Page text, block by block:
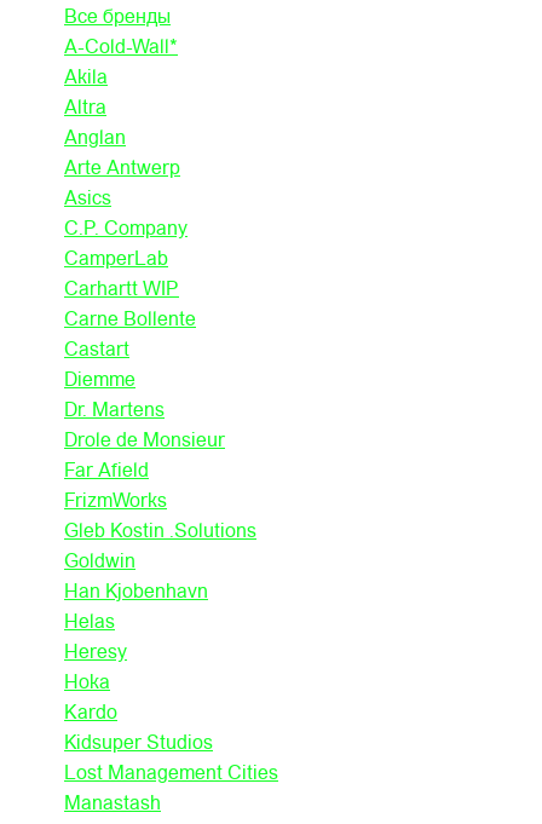
Все бренды
A-Cold-Wall*
Akila
Altra
Anglan
Arte Antwerp
Asics
C.P. Company
CamperLab
Carhartt WIP
Carne Bollente
Castart
Diemme
Dr. Martens
Drole de Monsieur
Far Afield
FrizmWorks
Gleb Kostin .Solutions
Goldwin
Han Kjobenhavn
Helas
Heresy
Hoka
Kardo
Kidsuper Studios
Lost Management Cities
Manastash